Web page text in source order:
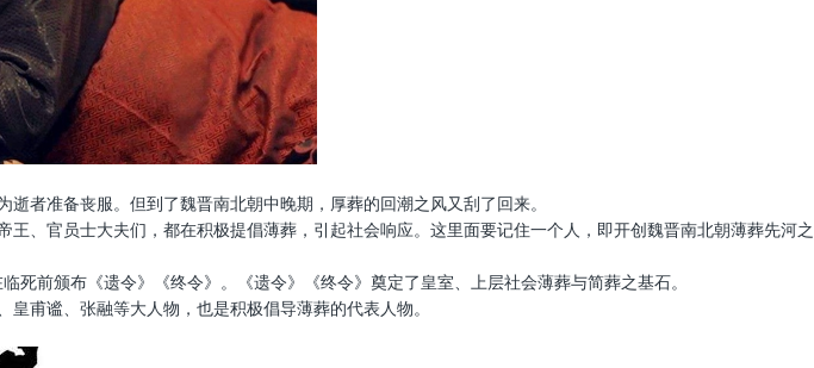
者准备丧服。但到了魏晋南北朝中晚期，厚葬的回潮之风又刮了回来。
、官员士大夫们，都在积极提倡薄葬，引起社会响应。这里面要记住一个人，即开创魏晋南北朝薄葬先河之
死前颁布《遗令》《终令》。《遗令》《终令》奠定了皇室、上层社会薄葬与简葬之基石。
甫谧、张融等大人物，也是积极倡导薄葬的代表人物。